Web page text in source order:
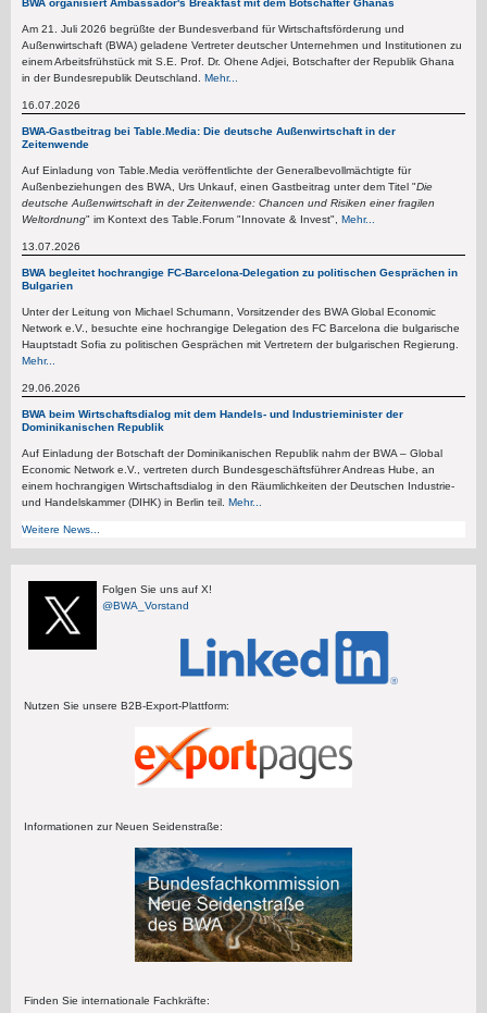
BWA organisiert Ambassador's Breakfast mit dem Botschafter Ghanas
Am 21. Juli 2026 begrüßte der Bundesverband für Wirtschaftsförderung und
Außenwirtschaft (BWA) geladene Vertreter deutscher Unternehmen und Institutionen zu
einem Arbeitsfrühstück mit S.E. Prof. Dr. Ohene Adjei, Botschafter der Republik Ghana
in der Bundesrepublik Deutschland. Mehr...
16.07.2026
BWA-Gastbeitrag bei Table.Media: Die deutsche Außenwirtschaft in der
Zeitenwende
Auf Einladung von Table.Media veröffentlichte der Generalbevollmächtigte für
Außenbeziehungen des BWA, Urs Unkauf, einen Gastbeitrag unter dem Titel "Die
deutsche Außenwirtschaft in der Zeitenwende: Chancen und Risiken einer fragilen
Weltordnung" im Kontext des Table.Forum "Innovate & Invest", Mehr...
13.07.2026
BWA begleitet hochrangige FC-Barcelona-Delegation zu politischen Gesprächen in
Bulgarien
Unter der Leitung von Michael Schumann, Vorsitzender des BWA Global Economic
Network e.V., besuchte eine hochrangige Delegation des FC Barcelona die bulgarische
Hauptstadt Sofia zu politischen Gesprächen mit Vertretern der bulgarischen Regierung.
Mehr...
29.06.2026
BWA beim Wirtschaftsdialog mit dem Handels- und Industrieminister der
Dominikanischen Republik
Auf Einladung der Botschaft der Dominikanischen Republik nahm der BWA – Global
Economic Network e.V., vertreten durch Bundesgeschäftsführer Andreas Hube, an
einem hochrangigen Wirtschaftsdialog in den Räumlichkeiten der Deutschen Industrie-
und Handelskammer (DIHK) in Berlin teil. Mehr...
Weitere News...
Folgen Sie uns auf X!
@BWA_Vorstand
Nutzen Sie unsere B2B-Export-Plattform:
Informationen zur Neuen Seidenstraße:
Finden Sie internationale Fachkräfte: